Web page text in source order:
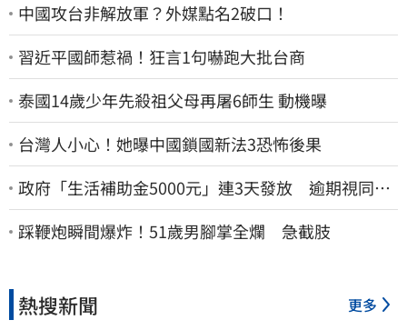
中國攻台非解放軍？外媒點名2破口！
習近平國師惹禍！狂言1句嚇跑大批台商
泰國14歲少年先殺祖父母再屠6師生 動機曝
台灣人小心！她曝中國鎖國新法3恐怖後果
政府「生活補助金5000元」連3天發放 逾期視同放
棄
踩鞭炮瞬間爆炸！51歲男腳掌全爛 急截肢
熱搜新聞 更多